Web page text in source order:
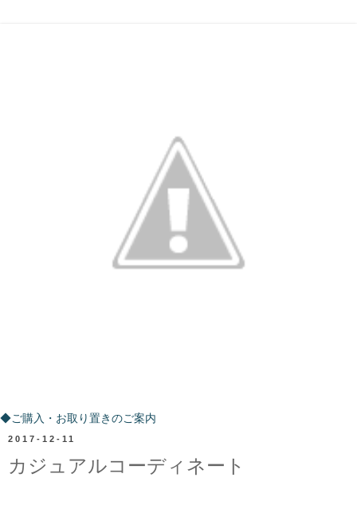
◆ご購入・お取り置きのご案内
2017-12-11
カジュアルコーディネート